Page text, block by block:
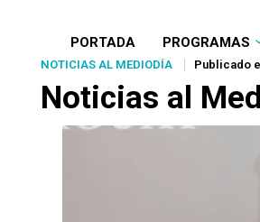
PORTADA PROGRAMAS
NOTICIAS AL MEDIODÍA Publicado
Noticias al